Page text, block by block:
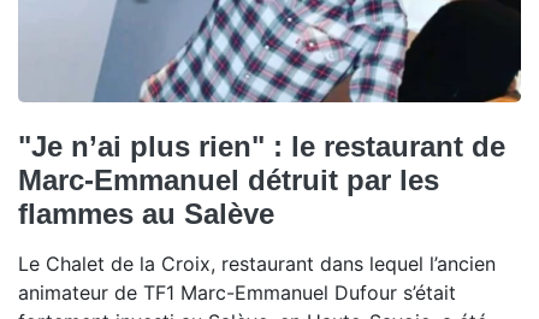
"Je n’ai plus rien" : le restaurant de
Marc-Emmanuel détruit par les
flammes au Salève
Le Chalet de la Croix, restaurant dans lequel l’ancien
animateur de TF1 Marc-Emmanuel Dufour s’était